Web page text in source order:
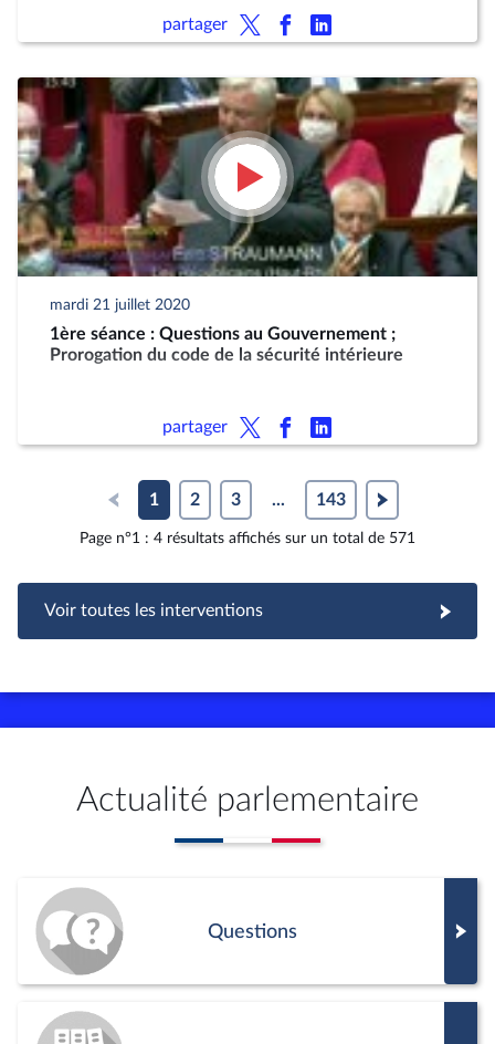
partager
mardi 21 juillet 2020
1ère séance : Questions au Gouvernement ;
Prorogation du code de la sécurité intérieure
partager
1 2 3 ... 143
Page n°1 : 4 résultats affichés sur un total de 571
Voir toutes les interventions
Actualité parlementaire
Questions